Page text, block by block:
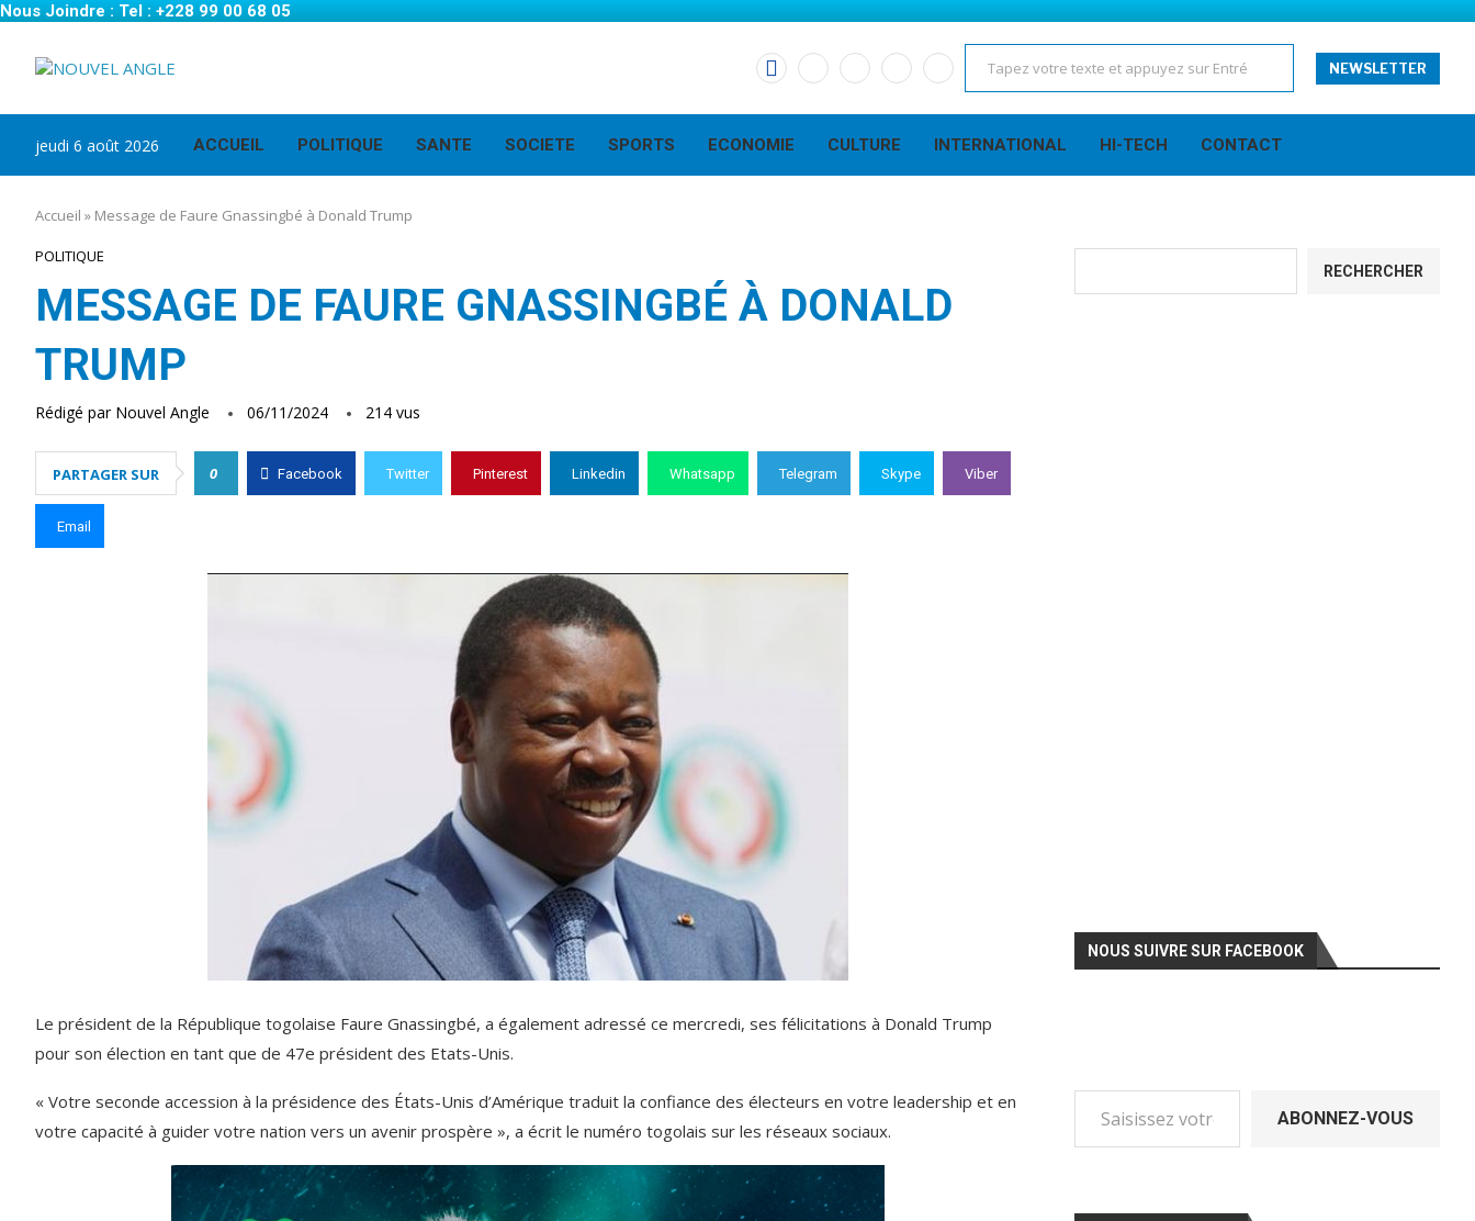
Nous Joindre : Tel : +228 99 00 68 05
NEWSLETTER
jeudi 6 août 2026 ACCUEIL POLITIQUE SANTE SOCIETE SPORTS ECONOMIE CULTURE INTERNATIONAL HI-TECH CONTACT
Accueil » Message de Faure Gnassingbé à Donald Trump
POLITIQUE
MESSAGE DE FAURE GNASSINGBÉ À DONALD
TRUMP
Rédigé par Nouvel Angle 06/11/2024 214 vus
PARTAGER SUR 0 Facebook Twitter Pinterest Linkedin Whatsapp Telegram Skype Viber
Email
Le président de la République togolaise Faure Gnassingbé, a également adressé ce mercredi, ses félicitations à Donald Trump
pour son élection en tant que de 47e président des Etats-Unis.
« Votre seconde accession à la présidence des États-Unis d’Amérique traduit la confiance des électeurs en votre leadership et en
votre capacité à guider votre nation vers un avenir prospère », a écrit le numéro togolais sur les réseaux sociaux.
RECHERCHER
NOUS SUIVRE SUR FACEBOOK
Saisissez votre adresse e-mail…
ABONNEZ-VOUS